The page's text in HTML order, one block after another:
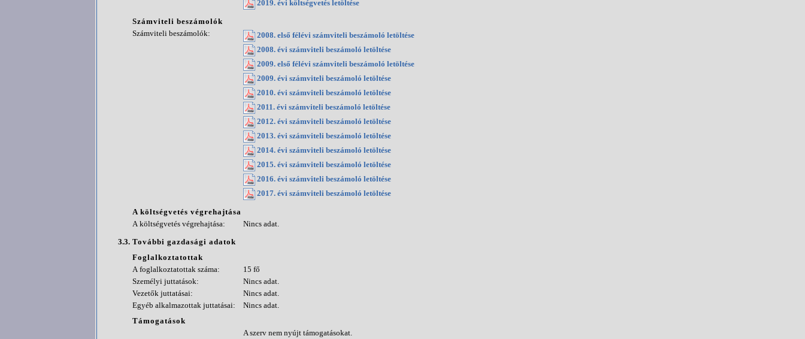
2019. évi költségvetés letöltése
Számviteli beszámolók
Számviteli beszámolók:
2008. első félévi számviteli beszámoló letöltése
2008. évi számviteli beszámoló letöltése
2009. első félévi számviteli beszámoló letöltése
2009. évi számviteli beszámoló letöltése
2010. évi számviteli beszámoló letöltése
2011. évi számviteli beszámoló letöltése
2012. évi számviteli beszámoló letöltése
2013. évi számviteli beszámoló letöltése
2014. évi számviteli beszámoló letöltése
2015. évi számviteli beszámoló letöltése
2016. évi számviteli beszámoló letöltése
2017. évi számviteli beszámoló letöltése
A költségvetés végrehajtása
A költségvetés végrehajtása:
Nincs adat.
3.3. További gazdasági adatok
Foglalkoztatottak
A foglalkoztatottak száma:
15 fő
Személyi juttatások:
Nincs adat.
Vezetők juttatásai:
Nincs adat.
Egyéb alkalmazottak juttatásai:
Nincs adat.
Támogatások
A szerv nem nyújt támogatásokat.